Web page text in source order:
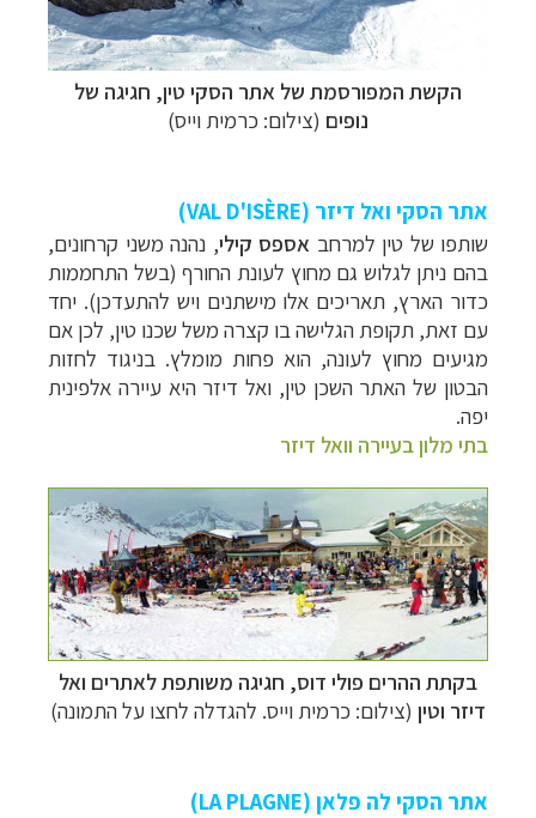
הקשת המפורסמת של אתר הסקי טין, חגיגה של
נופים (צילום: כרמית וייס)
אתר הסקי ואל דיזר (VAL D'ISÈRE)
שותפו של טין למרחב אספס קילי, נהנה משני קרחונים,
בהם ניתן לגלוש גם מחוץ לעונת החורף (בשל התחממות
כדור הארץ, תאריכים אלו מישתנים ויש להתעדכן). יחד
עם זאת, תקופת הגלישה בו קצרה משל שכנו טין, לכן אם
מגיעים מחוץ לעונה, הוא פחות מומלץ. בניגוד לחזות
הבטון של האתר השכן טין, ואל דיזר היא עיירה אלפינית
יפה.
בתי מלון בעיירה וואל דיזר
בקתת ההרים פולי דוס, חגיגה משותפת לאתרים ואל
דיזר וטין (צילום: כרמית וייס. להגדלה לחצו על התמונה)
אתר הסקי לה פלאן (LA PLAGNE
)